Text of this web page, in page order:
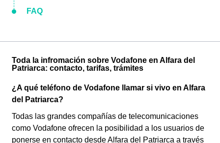
FAQ
Toda la infromación sobre Vodafone en Alfara del
Patriarca: contacto, tarifas, trámites
¿A qué teléfono de Vodafone llamar si vivo en Alfara
del Patriarca?
Todas las grandes compañías de telecomunicaciones
como Vodafone ofrecen la posibilidad a los usuarios de
ponerse en contacto desde Alfara del Patriarca a través